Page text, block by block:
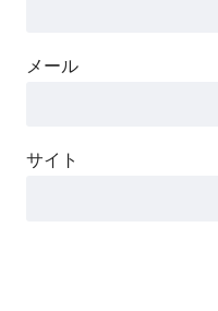
メール
サイト